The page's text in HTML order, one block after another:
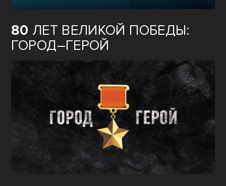
80 ЛЕТ ВЕЛИКОЙ ПОБЕДЫ:
ГОРОД–ГЕРОЙ